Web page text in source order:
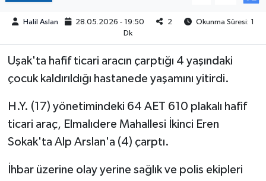
Halil Aslan 28.05.2026 - 19:50 2
Okunma Süresi: 1
Dk
Uşak'ta hafif ticari aracın çarptığı 4 yaşındaki
çocuk kaldırıldığı hastanede yaşamını yitirdi.
H.Y. (17) yönetimindeki 64 AET 610 plakalı hafif
ticari araç, Elmalıdere Mahallesi İkinci Eren
Sokak'ta Alp Arslan'a (4) çarptı.
İhbar üzerine olay yerine sağlık ve polis ekipleri